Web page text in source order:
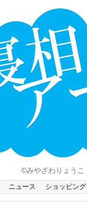
©みやざわりょうこ
ニュース ショッピング